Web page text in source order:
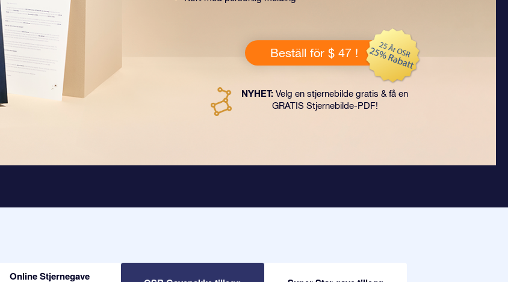
Beställ för $ 47 !
NYHET: Velg en stjernebilde gratis & få en
GRATIS Stjernebilde-PDF!
Online Stjernegave